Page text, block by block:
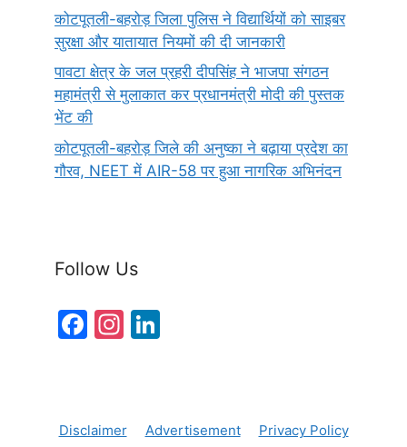
कोटपूतली-बहरोड़ जिला पुलिस ने विद्यार्थियों को साइबर
सुरक्षा और यातायात नियमों की दी जानकारी
पावटा क्षेत्र के जल प्रहरी दीपसिंह ने भाजपा संगठन
महामंत्री से मुलाकात कर प्रधानमंत्री मोदी की पुस्तक
भेंट की
कोटपूतली-बहरोड़ जिले की अनुष्का ने बढ़ाया प्रदेश का
गौरव, NEET में AIR-58 पर हुआ नागरिक अभिनंदन
Follow Us
F
b
In
a
dI
Disclaimer Advertisement Privacy Policy